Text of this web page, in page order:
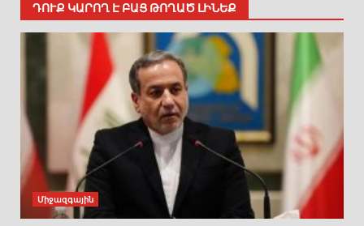
ԴՈՒՔ ԿԱՐՈՂ Է ԲԱՑ ԹՈՂԱԾ ԼԻՆԵՔ
Միջազգային